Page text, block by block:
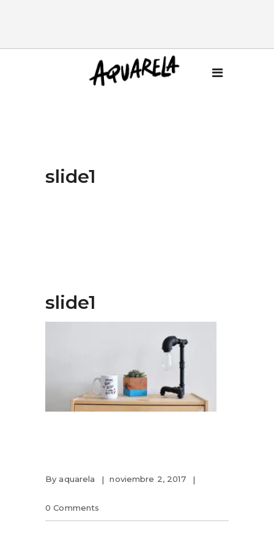
slide1
slide1
By aquarela noviembre 2, 2017
0 Comments